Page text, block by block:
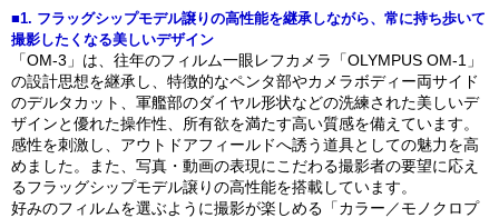
■1. フラッグシップモデル譲りの高性能を継承しながら、常に持ち歩いて
撮影したくなる美しいデザイン
「OM-3」は、往年のフィルム一眼レフカメラ「OLYMPUS OM-1」
の設計思想を継承し、特徴的なペンタ部やカメラボディー両サイド
のデルタカット、軍艦部のダイヤル形状などの洗練された美しいデ
ザインと優れた操作性、所有欲を満たす高い質感を備えています。
感性を刺激し、アウトドアフィールドへ誘う道具としての魅力を高
めました。また、写真・動画の表現にこだわる撮影者の要望に応え
るフラッグシップモデル譲りの高性能を搭載しています。
好みのフィルムを選ぶように撮影が楽しめる「カラー／モノクロプ